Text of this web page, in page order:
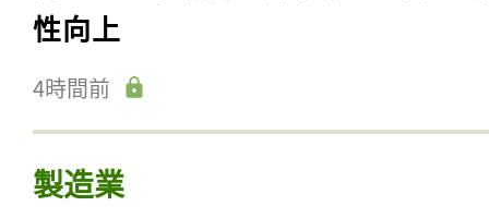
性向上
4時間前
製造業